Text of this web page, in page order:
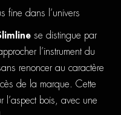
fine dans l’univers
se distingue par
l’instrument du
renoncer au caractère
de la marque. Cette
l’aspect bois, avec une